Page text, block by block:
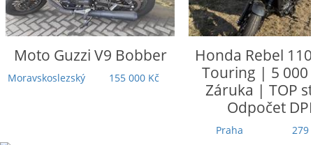
Moto Guzzi V9 Bobber
Moravskoslezský 155 000 Kč
Honda Rebel
Touring | 5
Záruka | TOP
Odpočet
Praha 279